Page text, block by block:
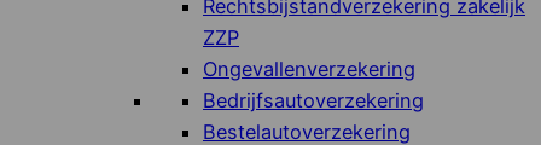
Rechtsbijstandverzekering zakelijk
ZZP
Ongevallenverzekering
Bedrijfsautoverzekering
Bestelautoverzekering